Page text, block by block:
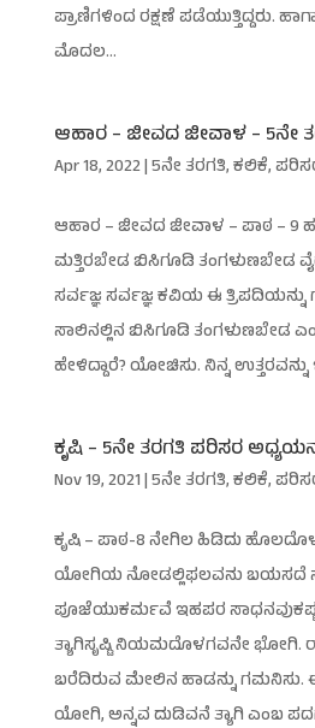
ಪ್ರಾಣಿಗಳಿಂದ ರಕ್ಷಣೆ ಪಡೆಯುತ್ತಿದ್ದರು.
ಮೊದಲ...
ಆಹಾರ – ಜೀವದ ಜೀವಾಳ – 5ನೇ
Apr 18, 2022|5ನೇ ತರಗತಿ,ಕಲಿಕೆ,
ಆಹಾರ – ಜೀವದ ಜೀವಾಳ – ಪಾಠ –
ಮತ್ತಿರಬೇಡ ಬಿಸಿಗೂಡಿ ತಂಗಳುಣಬೇಡ
ಸರ್ವಜ್ಞ ಸರ್ವಜ್ಞ ಕವಿಯ ಈ
ಸಾಲಿನಲ್ಲಿನ ಬಿಸಿಗೂಡಿ ತಂಗಳುಣಬೇಡ
ಹೇಳಿದ್ದಾರೆ? ಯೋಚಿಸು. ನಿನ್ನ ಉತ್ತರವನ್ನು
ಕೃಷಿ – 5ನೇ ತರಗತಿ ಪರಿಸರ
Nov 19, 2021|5ನೇ ತರಗತಿ,ಕಲಿಕೆ,
ಕೃಷಿ – ಪಾಠ-8 ನೇಗಿಲ ಹಿಡಿದು
ಯೋಗಿಯ ನೋಡಲ್ಲಿಫಲವನು ಬಯಸದೆ
ಪೂಜೆಯುಕರ್ಮವೆ ಇಹಪರ
ತ್ಯಾಗಿಸೃಷ್ಟಿ ನಿಯಮದೊಳಗವನೇ ಭೋಗಿ.
ಬರೆದಿರುವ ಮೇಲಿನ ಹಾಡನ್ನು ಗಮನಿಸು.
ಯೋಗಿ, ಅನ್ನವ ದುಡಿವನೆ ತ್ಯಾಗಿ ಎಂಬ